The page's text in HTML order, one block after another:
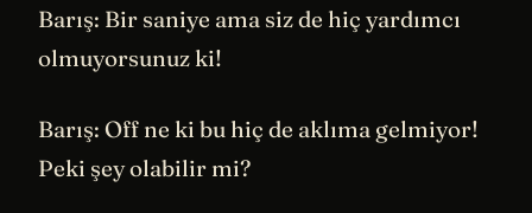
Barış: Bir saniye ama siz de hiç yardımcı
olmuyorsunuz ki!
Barış: Off ne ki bu hiç de aklıma gelmiyor!
Peki şey olabilir mi?